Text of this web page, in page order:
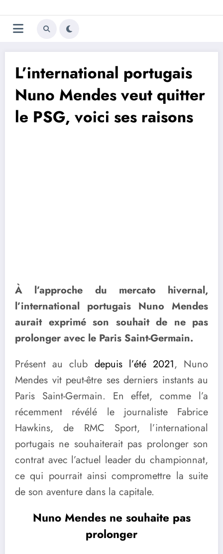
au
contenu
Trivela
L'actualité du football
L’international portugais
Nuno Mendes veut quitter
le PSG, voici ses raisons
À l’approche du mercato hivernal,
l’international portugais Nuno Mendes
aurait exprimé son souhait de ne pas
prolonger avec le Paris Saint-Germain.
Présent au club depuis l’été 2021, Nuno
Mendes vit peut-être ses derniers instants au
Paris Saint-Germain. En effet, comme l’a
récemment révélé le journaliste Fabrice
Hawkins, de RMC Sport, l’international
portugais ne souhaiterait pas prolonger son
contrat avec l’actuel leader du championnat,
ce qui pourrait ainsi compromettre la suite
de son aventure dans la capitale.
Nuno Mendes ne souhaite pas
prolonger